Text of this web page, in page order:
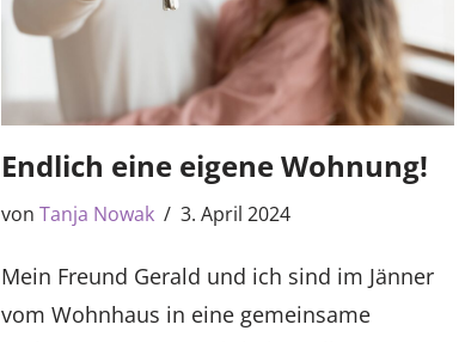
Endlich eine eigene Wohnung!
von Tanja Nowak 3. April 2024
Mein Freund Gerald und ich sind im Jänner
vom Wohnhaus in eine gemeinsame